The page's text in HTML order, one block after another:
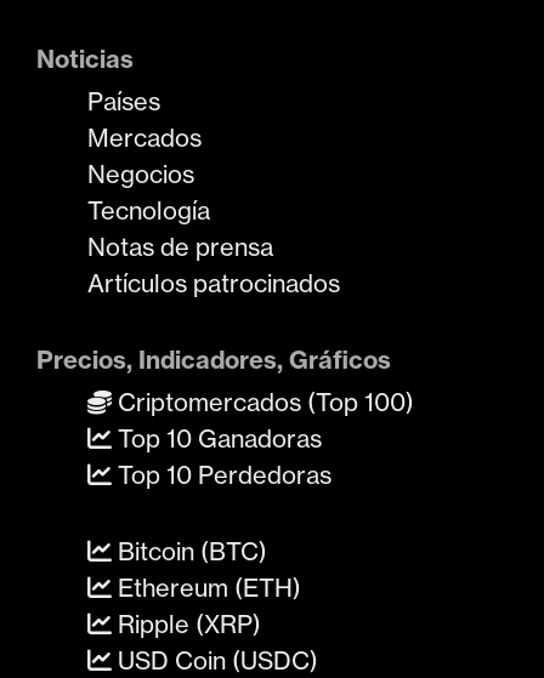
Noticias
Países
Mercados
Negocios
Tecnología
Notas de prensa
Artículos patrocinados
Precios, Indicadores, Gráficos
Criptomercados (Top 100)
Top 10 Ganadoras
Top 10 Perdedoras
Bitcoin (BTC)
Ethereum (ETH)
Ripple (XRP)
USD Coin (USDC)